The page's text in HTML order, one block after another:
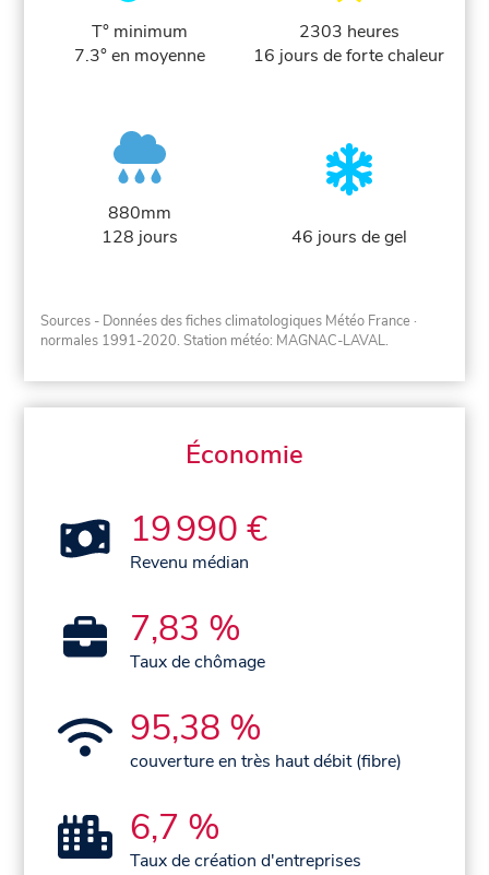
T° minimum
7.3° en moyenne
2303 heures
16 jours de forte chaleur
880mm
128 jours
46 jours de gel
Sources - Données des fiches climatologiques Météo France ·
normales 1991-2020. Station météo: MAGNAC-LAVAL.
Économie
19 990 €
Revenu médian
7,83 %
Taux de chômage
95,38 %
couverture en très haut débit (fibre)
6,7 %
Taux de création d'entreprises